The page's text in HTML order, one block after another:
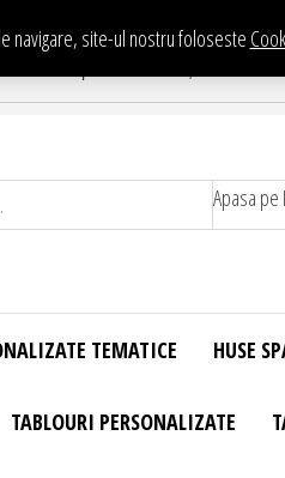
navigare, site-ul nostru foloseste
in Showroom eHuse.ro
Apasa pe
TEMATICE HUSE
TABLOURI PERSONALIZATE